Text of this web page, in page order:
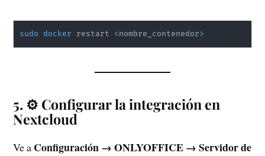
sudo docker restart <nombre_contenedor>
5. ⚙️ Configurar la integración en
Nextcloud
Ve a Configuración → ONLYOFFICE → Servidor de